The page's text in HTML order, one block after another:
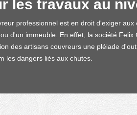
les travaux au
professionnel est en droit d'exiger
d'un immeuble. En effet, la société
des artisans couvreurs une pléiade
les dangers liés aux chutes.